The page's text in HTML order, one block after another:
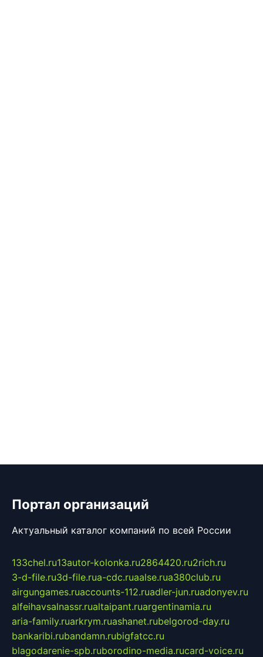
Портал организаций
Актуальный каталог компаний по всей России
133chel.ru13autor-kolonka.ru2864420.ru2rich.ru
3-d-file.ru3d-file.rua-cdc.ruaalse.rua380club.ru
airgungames.ruaccounts-112.ruadler-jun.ruadonyev.ru
alfeihavsalnassr.rualtaipant.ruargentinamia.ru
aria-family.ruarkrym.ruashanet.rubelgorod-day.ru
bankaribi.rubandamn.rubigfatcc.ru
blagodarenie-spb.ruborodino-media.rucard-voice.ru